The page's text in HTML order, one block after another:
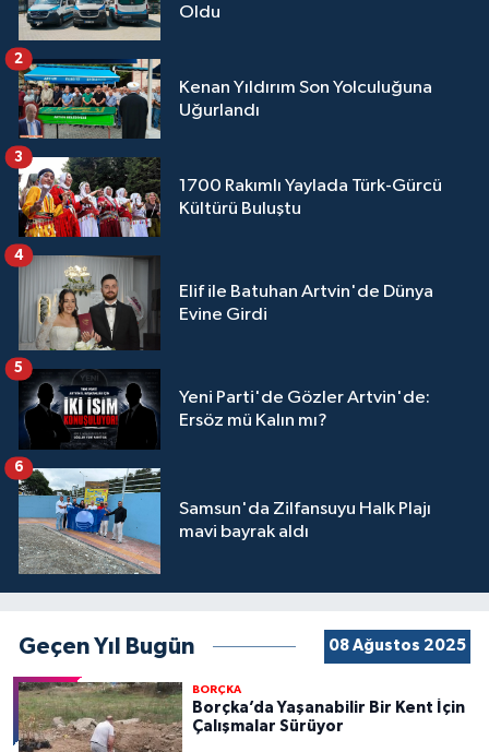
Oldu
Kenan Yıldırım Son Yolculuğuna
Uğurlandı
2
1700 Rakımlı Yaylada Türk-Gürcü
Kültürü Buluştu
3
Elif ile Batuhan Artvin'de Dünya
Evine Girdi
4
Yeni Parti'de Gözler Artvin'de:
Ersöz mü Kalın mı?
5
Samsun'da Zilfansuyu Halk Plajı
mavi bayrak aldı
6
Geçen Yıl Bugün 08 Ağustos 2025
BORÇKA
Borçka’da Yaşanabilir Bir Kent İçin
Çalışmalar Sürüyor